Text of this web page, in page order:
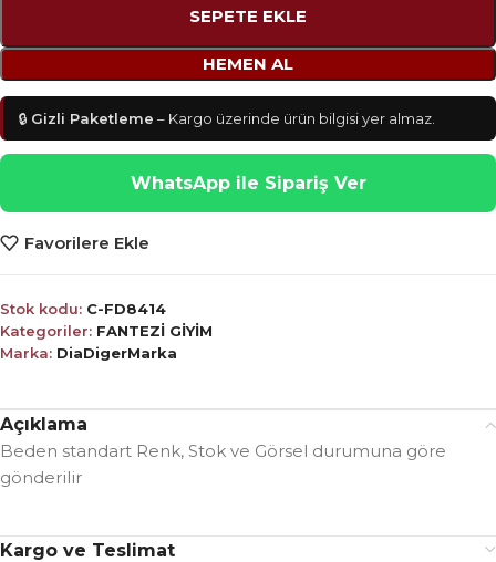
SEPETE EKLE
HEMEN AL
🔒 Gizli Paketleme – Kargo üzerinde ürün bilgisi yer almaz.
WhatsApp ile Sipariş Ver
Favorilere Ekle
Stok kodu: C-FD8414
Kategoriler: FANTEZİ GİYİM
Marka: DiaDigerMarka
Açıklama
Beden standart Renk, Stok ve Görsel durumuna göre
gönderilir
Kargo ve Teslimat